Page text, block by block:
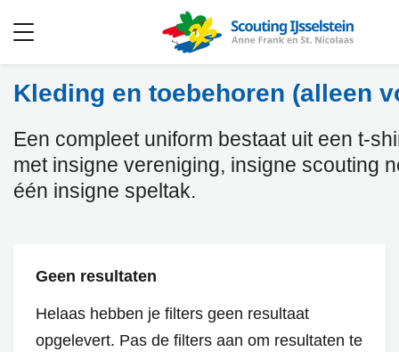
Open
Kleding en toebehoren (alleen
Een compleet uniform bestaat uit een t-
met insigne vereniging, insigne scouting
één insigne speltak.
Geen resultaten
Helaas hebben je filters geen resultaat
opgelevert. Pas de filters aan om resultaten te